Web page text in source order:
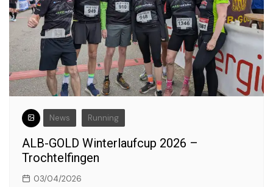
News Running
ALB-GOLD Winterlaufcup 2026 –
Trochtelfingen
03/04/2026